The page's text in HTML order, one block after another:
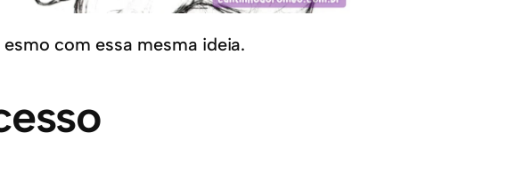
com essa mesma ideia.